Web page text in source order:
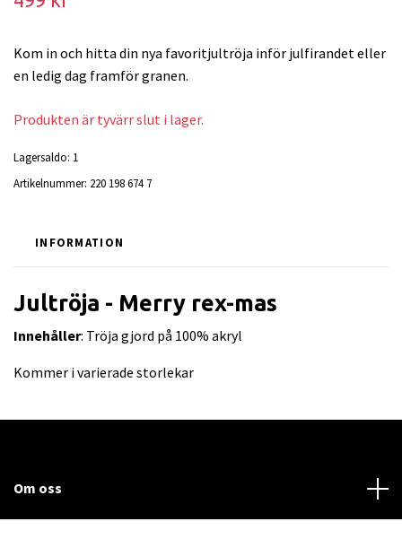
Kom in och hitta din nya favoritjultröja inför julfirandet eller
en ledig dag framför granen.
Produkten är tyvärr slut i lager.
Lagersaldo: 1
Artikelnummer: 220 198 674 7
INFORMATION
Jultröja - Merry rex-mas
Innehåller: Tröja gjord på 100% akryl
Kommer i varierade storlekar
Om oss